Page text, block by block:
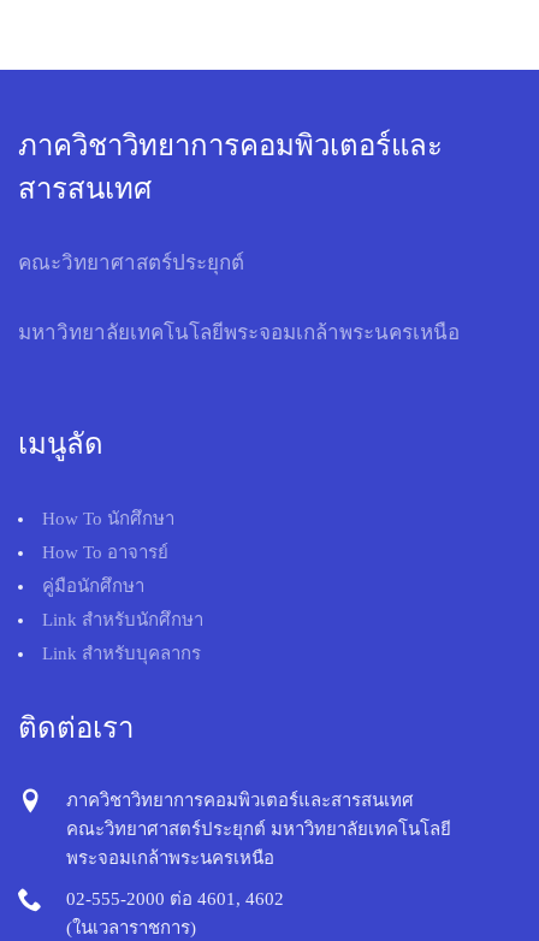
ภาควิชาวิทยาการคอมพิวเตอร์และ
สารสนเทศ
คณะวิทยาศาสตร์ประยุกต์
มหาวิทยาลัยเทคโนโลยีพระจอมเกล้าพระนครเหนือ
เมนูลัด
How To นักศึกษา
How To อาจารย์
คู่มือนักศึกษา
Link สำหรับนักศึกษา
Link สำหรับบุคลากร
ติดต่อเรา
ภาควิชาวิทยาการคอมพิวเตอร์และสารสนเทศ
คณะวิทยาศาสตร์ประยุกต์ มหาวิทยาลัยเทคโนโลยี
พระจอมเกล้าพระนครเหนือ
02-555-2000 ต่อ 4601, 4602
(ในเวลาราชการ)